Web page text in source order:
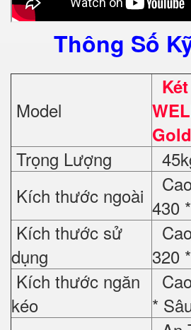
Thông Số
Model
Gold
Trọng Lượng
Kích thước ngoài 430
Kích thước sử
dụng
320
Kích thước ngăn
kéo
*